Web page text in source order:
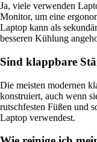
Ja, viele verwenden
Monitor, um eine
Laptop kann als
besseren Kühlung
Sind klappbare
Die meisten modernen
konstruiert, auch wenn
rutschfesten Füßen und
Laptop verwendest.